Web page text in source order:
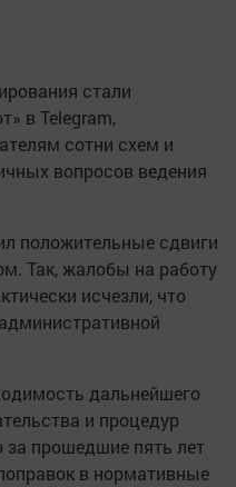
стали
в Telegram,
сотни схем и
вопросов ведения
положительные сдвиги
Так, жалобы на работу
исчезли, что
дальнейшего
и процедур
за прошедшие пять лет
в нормативные